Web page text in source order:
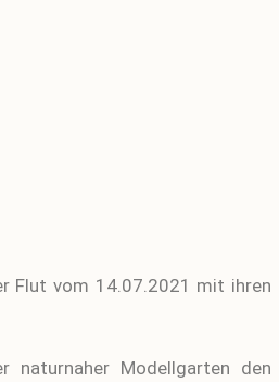
Flut vom 14.07.2021 mit ihren
Modellgarten den